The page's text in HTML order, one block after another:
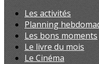
Les activités
Planning
Les bons moments
Le livre du mois
Le Cinéma